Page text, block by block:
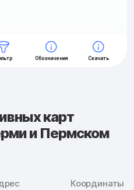
карт
и Пермском
Координаты